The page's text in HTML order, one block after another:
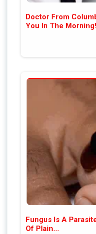
Doctor From
You In The Morning!
Fungus Is A
Of Plain...